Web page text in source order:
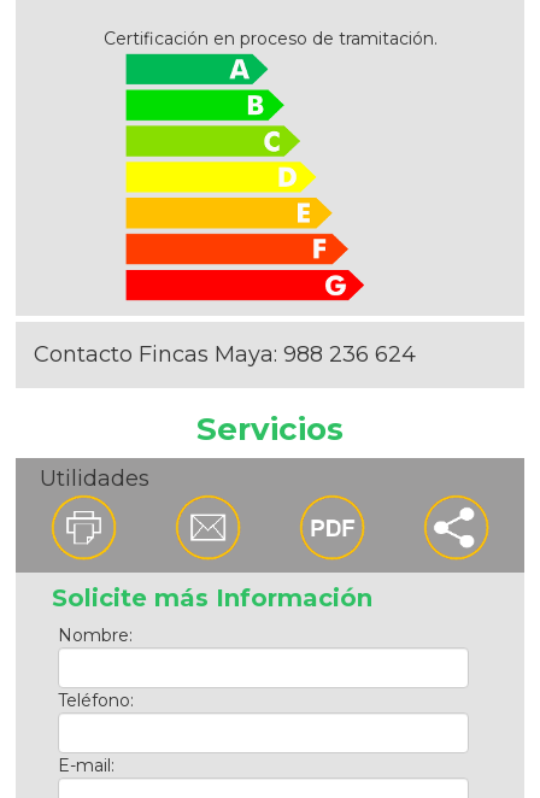
Certificación en proceso de tramitación.
Contacto Fincas Maya:988 236 624
Servicios
Utilidades
Solicite más Información
Nombre:
Teléfono:
E-mail: